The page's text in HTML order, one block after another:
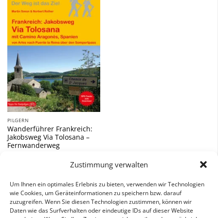
Zustimmung verwalten
Um Ihnen ein optimales Erlebnis zu bieten, verwenden wir Technologien
wie Cookies, um Geräteinformationen zu speichern bzw. darauf
zuzugreifen. Wenn Sie diesen Technologien zustimmen, können wir
Daten wie das Surfverhalten oder eindeutige IDs auf dieser Website
Zu
Wunschliste
hinzufügen
PILGERN
Wanderführer Frankreich:
Jakobsweg Via Tolosana –
Fernwanderweg